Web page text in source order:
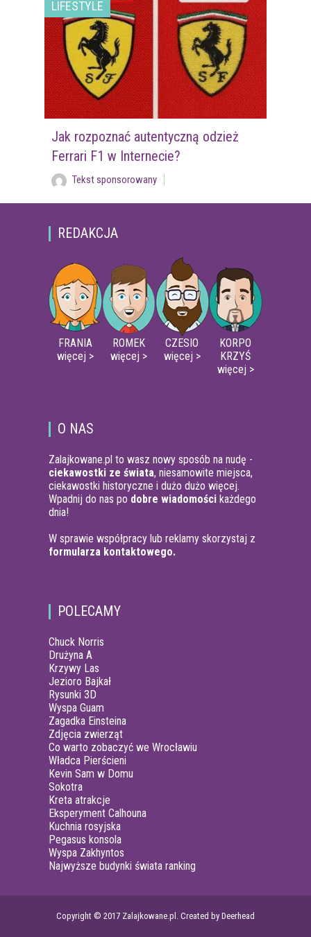
LIFESTYLE
Jak rozpoznać autentyczną odzież
Ferrari F1 w Internecie?
Tekst sponsorowany
REDAKCJA
FRANIA
więcej >
ROMEK
więcej >
CZESIO
więcej >
KORPO
KRZYŚ
więcej >
O NAS
Zalajkowane.pl to wasz nowy sposób na nudę -
ciekawostki ze świata, niesamowite miejsca,
ciekawostki historyczne i dużo dużo więcej.
Wpadnij do nas po dobre wiadomości każdego
dnia!
W sprawie współpracy lub reklamy skorzystaj z
formularza kontaktowego.
POLECAMY
Chuck Norris
Drużyna A
Krzywy Las
Jezioro Bajkał
Rysunki 3D
Wyspa Guam
Zagadka Einsteina
Zdjęcia zwierząt
Co warto zobaczyć we Wrocławiu
Władca Pierścieni
Kevin Sam w Domu
Sokotra
Kreta atrakcje
Eksperyment Calhouna
Kuchnia rosyjska
Pegasus konsola
Wyspa Zakhyntos
Najwyższe budynki świata ranking
Copyright © 2017 Zalajkowane.pl. Created by Deerhead